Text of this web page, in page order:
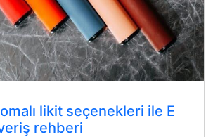
likit seçenekleri ile E
rehberi